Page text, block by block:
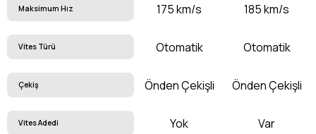
Maksimum Hız 175 km/s 185 km/s
Vites Türü Otomatik Otomatik
Çekiş Önden Çekişli Önden Çekişli
Vites Adedi Yok Var